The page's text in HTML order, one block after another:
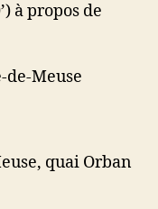
de
Meuse
quai Orban